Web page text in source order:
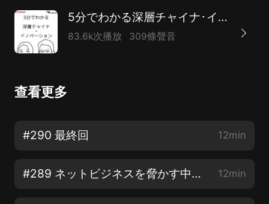
5分でわかる深層チャイナ･イノベーション
83.6k次播放 309條聲音
查看更多
#290 最終回 12min
#289 ネットビジネスを脅かす中國の闇サイト その⑤ サイバー犯罪に巻き込まれるな 12min